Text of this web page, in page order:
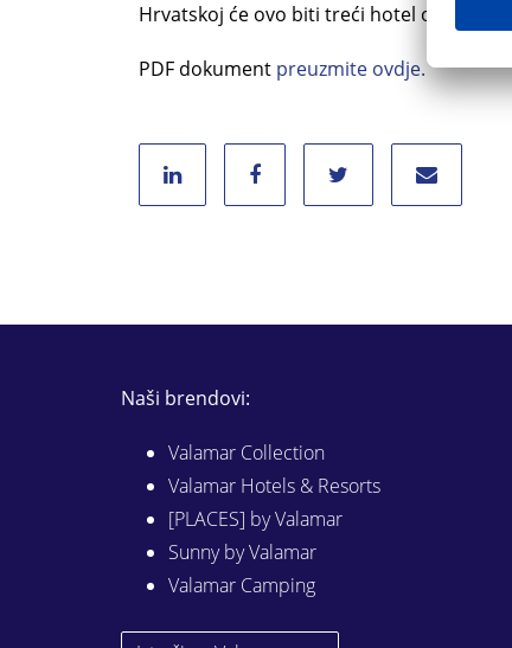
Hrvatskoj će ovo biti treći hotel ove vrste,
PDF dokument preuzmite ovdje.
Naši brendovi:
Valamar Collection
Valamar Hotels & Resorts
[PLACES] by Valamar
Sunny by Valamar
Valamar Camping